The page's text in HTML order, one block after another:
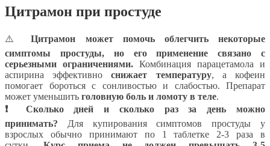
Цитрамон при простуде
⚠️Цитрамон может помочь облегчить некоторые
симптомы простуды, но его применение связано с
серьезными ограничениями. Комбинация парацетамола и
аспирина эффективноснижает температуру, а кофеин
помогает бороться с сонливостью и слабостью. Препарат
может уменьшить головную боль и ломоту в теле.
❗ Сколько дней и сколько раз за день можно
принимать? Для купирования симптомов простуды у
взрослых обычно принимают по 1 таблетке 2-3 раза в